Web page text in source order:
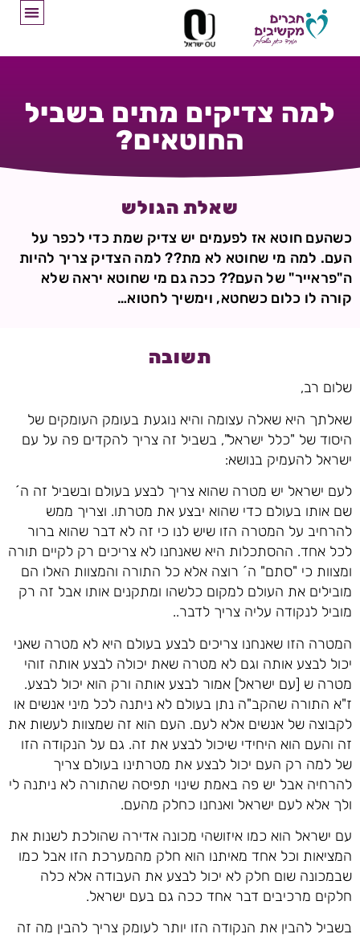
למה צדיקים מתים בשביל
החוטאים?
שאלת הגולש
כשהעם חוטא אז לפעמים יש צדיק שמת כדי לכפר על
העם. למה מי שחוטא לא מת?? למה הצדיק צריך להיות
ה"פראייר" של העם?? ככה גם מי שחוטא יראה שלא
קורה לו כלום כשחטא, וימשיך לחטוא…
תשובה
שלום רב,
שאלתך היא שאלה עצומה והיא נוגעת בעומק העומקים של
היסוד של "כלל ישראל", בשביל זה צריך להקדים פה על עם
ישראל להעמיק בנושא:
לעם ישראל יש מטרה שהוא צריך לבצע בעולם ובשביל זה ה´
שם אותו בעולם כדי שהוא יבצע את מטרתו. וצריך ממש
להרחיב על המטרה הזו שיש לנו כי זה לא דבר שהוא ברור
לכל אחד. ההסתכלות היא שאנחנו לא צריכים רק לקיים תורה
ומצוות כי "סתם" ה´ רוצה אלא כל התורה והמצוות האלו הם
מובילים את העולם למקום כלשהו ומתקנים אותו אבל זה רק
מוביל לנקודה עליה צריך לדבר..
המטרה הזו שאנחנו צריכים לבצע בעולם היא לא מטרה שאני
יכול לבצע אותה וגם לא מטרה שאת יכולה לבצע אותה זוהי
מטרה ש [עם ישראל] אמור לבצע אותה ורק הוא יכול לבצע.
ז"א התורה שהקב"ה נתן בעולם לא ניתנה לכל מיני אנשים או
לקבוצה של אנשים אלא לעם. העם הוא זה שמצוות לעשות את
זה והעם הוא היחידי שיכול לבצע את זה. גם על הנקודה הזו
של למה רק העם יכול לבצע את מטרתינו בעולם צריך
להרחיה אבל יש פה באמת שינוי תפיסה שהתורה לא ניתנה לי
ולך אלא לעם ישראל ואנחנו כחלק מהעם.
עם ישראל הוא כמו איזושהי מכונה אדירה שהולכת לשנות את
המציאות וכל אחד מאיתנו הוא חלק מהמערכת הזו אבל כמו
שבמכונה שום חלק לא יכול לבצע את העבודה אלא כלה
חלקים מרכיבים דבר אחד ככה גם בעם ישראל.
בשביל להבין את הנקודה הזו יותר לעומק צריך להבין מה זה